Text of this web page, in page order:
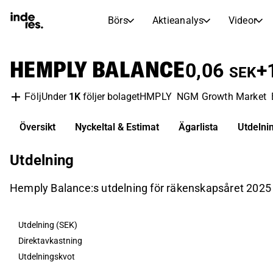
Börs Aktieanalys Videor
Börs
Utdelningskalender
Aktieanalys
inderesTV
Transkriptioner
Aktiejämförelse
Earnings Season
HEMPLY BALANCE0,06 SEK
FöljUnder 1K följer bolagetHMPLY NGM Growth Market
Översikt Nyckeltal & Estimat Ägarlista
Utdelning
Hemply Balance:s utdelning för räkenskapsåret 2025
Utdelning (SEK)
Direktavkastning
Utdelningskvot